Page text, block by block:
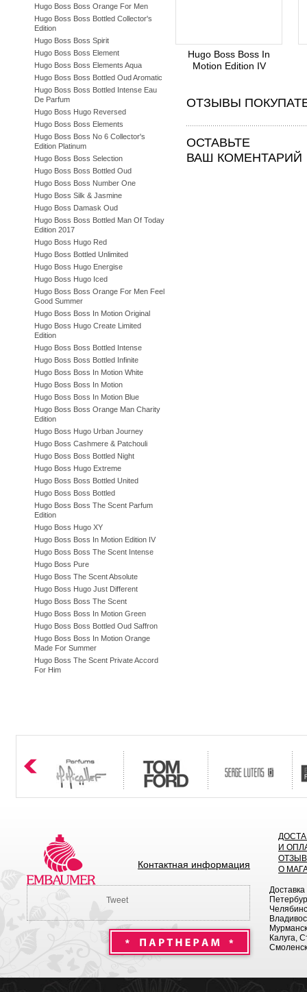
Hugo Boss Boss In
Motion Edition IV
ОТЗЫВЫ
ОСТАВЬТЕ
ВАШ КОМЕНТАРИЙ
Hugo Boss Boss Orange For Men
Hugo Boss Boss Bottled Collector's
Edition
Hugo Boss Boss Spirit
Hugo Boss Boss Element
Hugo Boss Boss Elements Aqua
Hugo Boss Boss Bottled Oud Aromatic
Hugo Boss Boss Bottled Intense Eau
De Parfum
Hugo Boss Hugo Reversed
Hugo Boss Boss Elements
Hugo Boss Boss No 6 Collector's
Edition Platinum
Hugo Boss Boss Selection
Hugo Boss Boss Bottled Oud
Hugo Boss Boss Number One
Hugo Boss Silk & Jasmine
Hugo Boss Damask Oud
Hugo Boss Boss Bottled Man Of Today
Edition 2017
Hugo Boss Hugo Red
Hugo Boss Bottled Unlimited
Hugo Boss Hugo Energise
Hugo Boss Hugo Iced
Hugo Boss Boss Orange For Men Feel
Good Summer
Hugo Boss Boss In Motion Original
Hugo Boss Hugo Create Limited
Edition
Hugo Boss Boss Bottled Intense
Hugo Boss Boss Bottled Infinite
Hugo Boss Boss In Motion White
Hugo Boss Boss In Motion
Hugo Boss Boss In Motion Blue
Hugo Boss Boss Orange Man Charity
Edition
Hugo Boss Hugo Urban Journey
Hugo Boss Cashmere & Patchouli
Hugo Boss Boss Bottled Night
Hugo Boss Hugo Extreme
Hugo Boss Boss Bottled United
Hugo Boss Boss Bottled
Hugo Boss Boss The Scent Parfum
Edition
Hugo Boss Hugo XY
Hugo Boss Boss In Motion Edition IV
Hugo Boss Boss The Scent Intense
Hugo Boss Pure
Hugo Boss The Scent Absolute
Hugo Boss Hugo Just Different
Hugo Boss Boss The Scent
Hugo Boss Boss In Motion Green
Hugo Boss Boss Bottled Oud Saffron
Hugo Boss Boss In Motion Orange
Made For Summer
Hugo Boss The Scent Private Accord
For Him
Контактная информация
И
О
Tweet
Калуга,